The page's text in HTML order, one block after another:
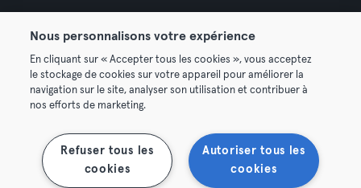
© 2026 Urban Sports Group GmbH. All rights reserved.
AGB Datenschutz
Vertrag hier kündigen Hier Verträge widerrufen
Nous personnalisons votre expérience
En cliquant sur « Accepter tous les cookies », vous acceptez
le stockage de cookies sur votre appareil pour améliorer la
navigation sur le site, analyser son utilisation et contribuer à
nos efforts de marketing.
Autoriser tous les
cookies
Refuser tous les
cookies